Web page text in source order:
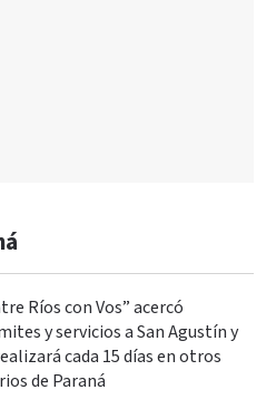
Ríos con Vos” acercó
y servicios a San Agustín y
cada 15 días en otros
de Paraná